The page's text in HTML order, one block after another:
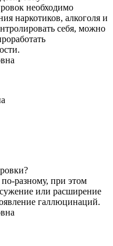
необходимо
наркотиков, алкоголя и
себя, можно
по-разному, при этом
или расширение
галлюцинаций.